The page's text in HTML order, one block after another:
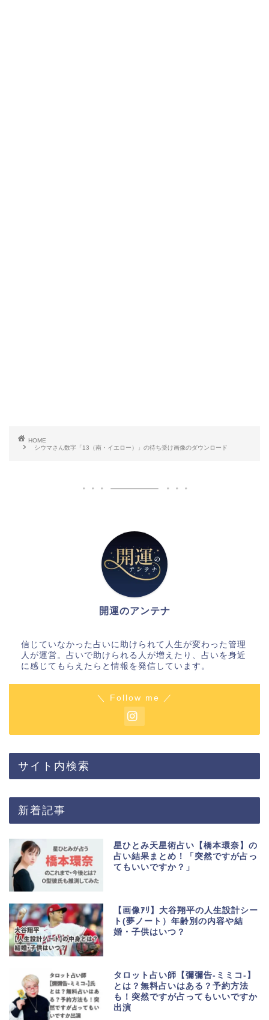
HOME
シウマさん数字「13（南・イエロー）」の待ち受け画像のダウンロード
開運のアンテナ
信じていなかった占いに助けられて人生が変わった管理
人が運営。占いで助けられる人が増えたり、占いを身近
に感じてもらえたらと情報を発信しています。
＼ Follow me ／
サイト内検索
新着記事
星ひとみ天星術占い【橋本環奈】の
占い結果まとめ！「突然ですが占っ
てもいいですか？」
【画像ｱﾘ】大谷翔平の人生設計シー
ト(夢ノート）年齢別の内容や結
婚・子供はいつ？
タロット占い師【彌彌告-ミミコ-】
とは？無料占いはある？予約方法
も！突然ですが占ってもいいですか
出演